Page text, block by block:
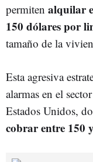
permiten alquilar
150 dólares por
tamaño de la
Esta agresiva
alarmas en el
Estados Unidos,
cobrar entre 150